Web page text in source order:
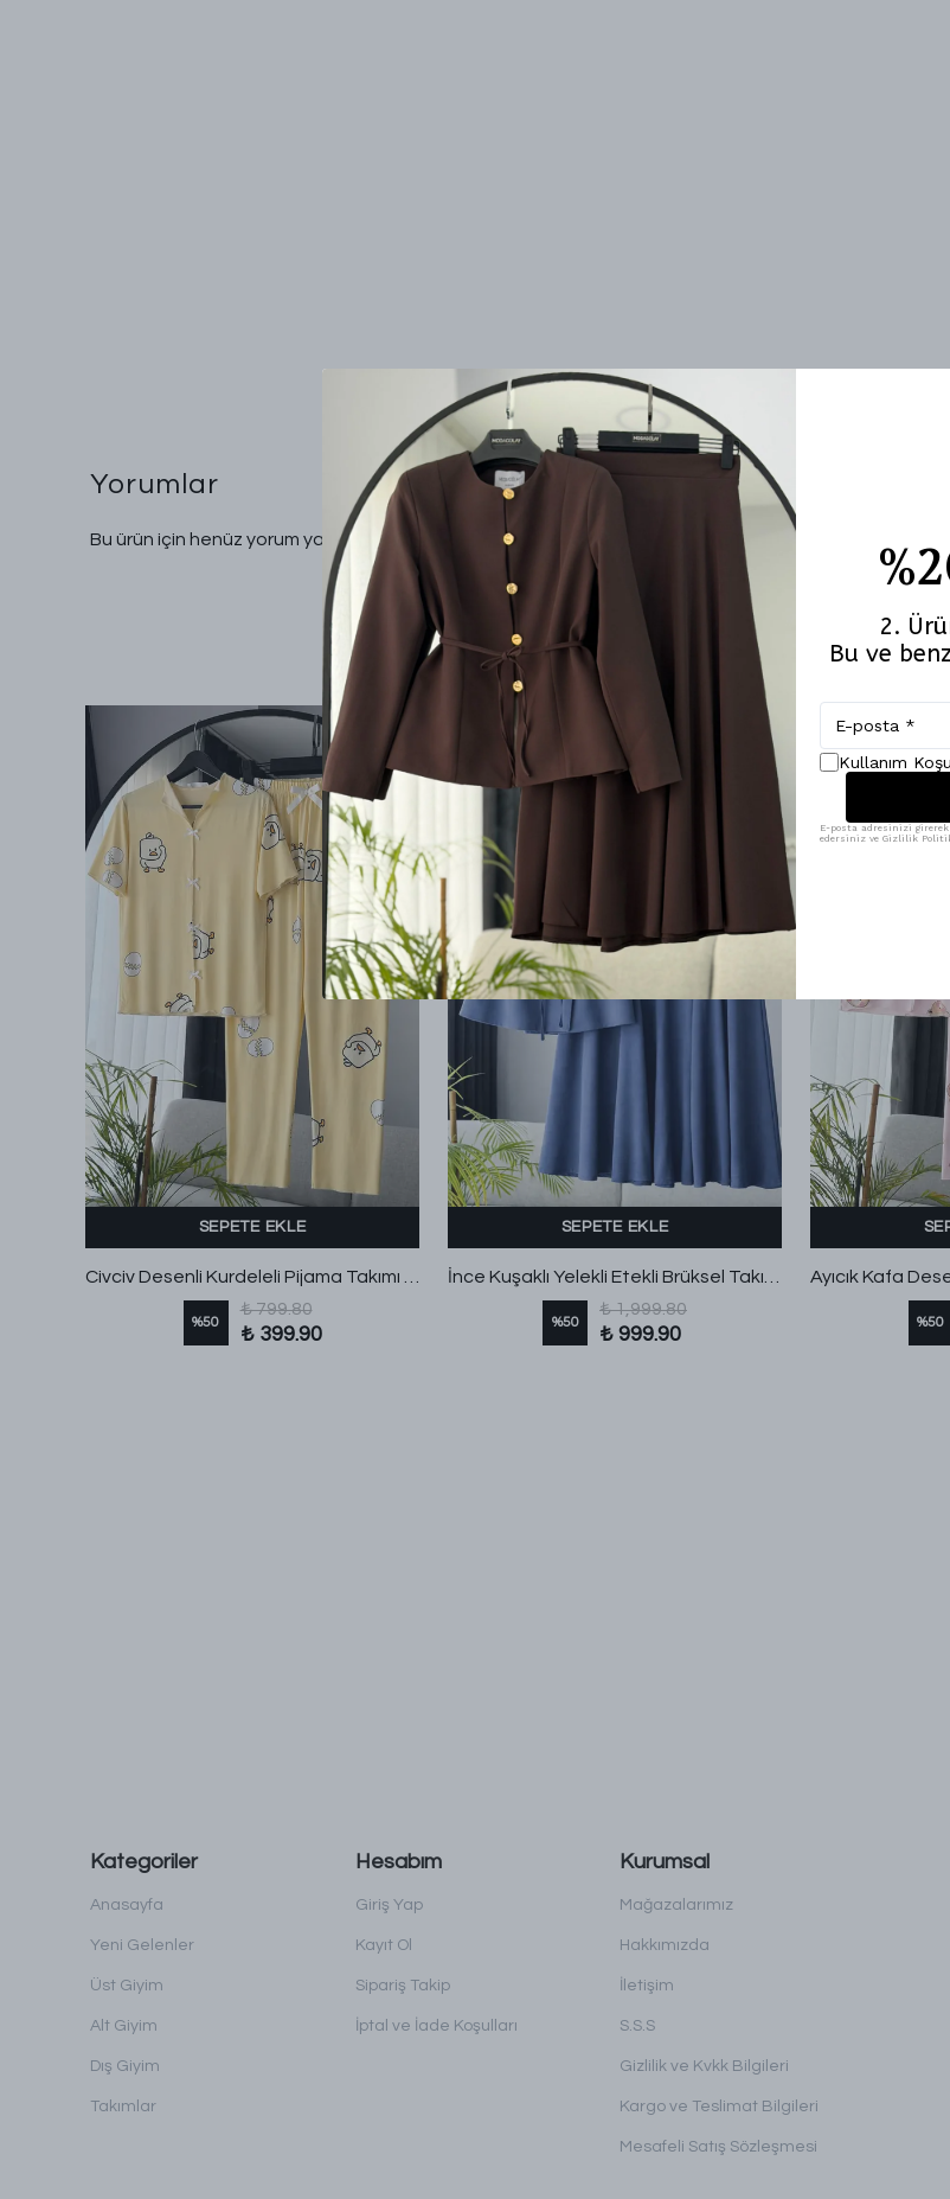
Yorumlar
Bu ürün için henüz yorum yapılmamış.
Benzer Ürünler
SEPETE EKLE
Civciv Desenli Kurdeleli Pijama Takımı Sarı
%50
₺ 799.80
₺ 399.90
SEPETE EKLE
İnce Kuşaklı Yelekli Etekli Brüksel Takım İndigo
%50
₺ 1,999.80
₺ 999.90
%50
Kategoriler
Anasayfa
Yeni Gelenler
Üst Giyim
Alt Giyim
Dış Giyim
Takımlar
Hesabım
Giriş Yap
Kayıt Ol
Sipariş Takip
İptal ve İade Koşulları
Kurumsal
Mağazalarımız
Hakkımızda
İletişim
S.S.S
Gizlilik ve Kvkk Bilgileri
Kargo ve Teslimat Bilgileri
Mesafeli Satış Sözleşmesi
2.
Bu ve
Kullanım
E-posta adresinizi
edersiniz ve Gizlilik